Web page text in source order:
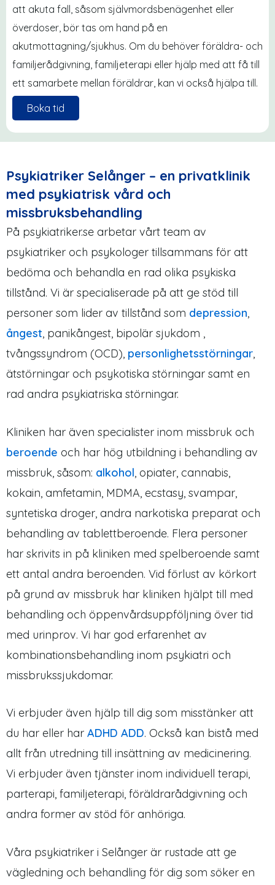
att akuta fall, såsom självmordsbenägenhet eller
överdoser, bör tas om hand på en
akutmottagning/sjukhus. Om du behöver föräldra- och
familjerådgivning, familjeterapi eller hjälp med att få till
ett samarbete mellan föräldrar, kan vi också hjälpa till.
Boka tid
Psykiatriker Selånger – en privatklinik
med psykiatrisk vård och
missbruksbehandling
På psykiatriker.se arbetar vårt team av
psykiatriker och psykologer tillsammans för att
bedöma och behandla en rad olika psykiska
tillstånd. Vi är specialiserade på att ge stöd till
personer som lider av tillstånd som depression,
ångest, panikångest, bipolär sjukdom ,
tvångssyndrom (OCD), personlighetsstörningar,
ätstörningar och psykotiska störningar samt en
rad andra psykiatriska störningar.
Kliniken har även specialister inom missbruk och
beroende och har hög utbildning i behandling av
missbruk, såsom: alkohol, opiater, cannabis,
kokain, amfetamin, MDMA, ecstasy, svampar,
syntetiska droger, andra narkotiska preparat och
behandling av tablettberoende. Flera personer
har skrivits in på kliniken med spelberoende samt
ett antal andra beroenden. Vid förlust av körkort
på grund av missbruk har kliniken hjälpt till med
behandling och öppenvårdsuppföljning över tid
med urinprov. Vi har god erfarenhet av
kombinationsbehandling inom psykiatri och
missbrukssjukdomar.
Vi erbjuder även hjälp till dig som misstänker att
du har eller har ADHD ADD. Också kan bistå med
allt från utredning till insättning av medicinering.
Vi erbjuder även tjänster inom individuell terapi,
parterapi, familjeterapi, föräldrarådgivning och
andra former av stöd för anhöriga.
Våra psykiatriker i Selånger är rustade att ge
vägledning och behandling för dig som söker en